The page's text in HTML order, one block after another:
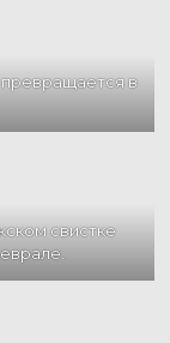
превращается в
свистке